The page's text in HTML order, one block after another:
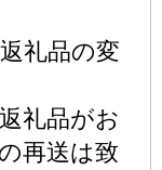
礼品の変
礼品がお
再送は致